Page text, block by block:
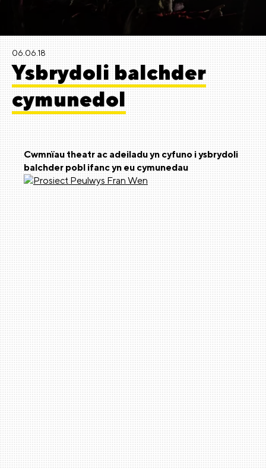
06.06.18
Ysbrydoli balchder
cymunedol
Cwmnïau theatr ac adeiladu yn cyfuno i ysbrydoli
balchder pobl ifanc yn eu cymunedau